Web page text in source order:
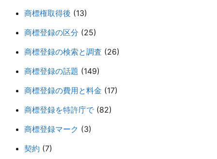
商標権取得後 (13)
商標登録の区分 (25)
商標登録の検索と調査 (26)
商標登録の話題 (149)
商標登録の費用と料金 (17)
商標登録を特許庁で (82)
商標登録マーク (3)
契約 (7)